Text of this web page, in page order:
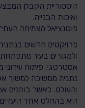
היסטוריית הקבלן
ואיכות הבנייה.
פוטנציאל הצמיחה
פרויקטים חדשים
ולמגורים בעיר
אסטרטגי, פיתוח
נתניה ממשיכה למשוך
והעולם. כאשר בוחנים
היא בהחלט אחד